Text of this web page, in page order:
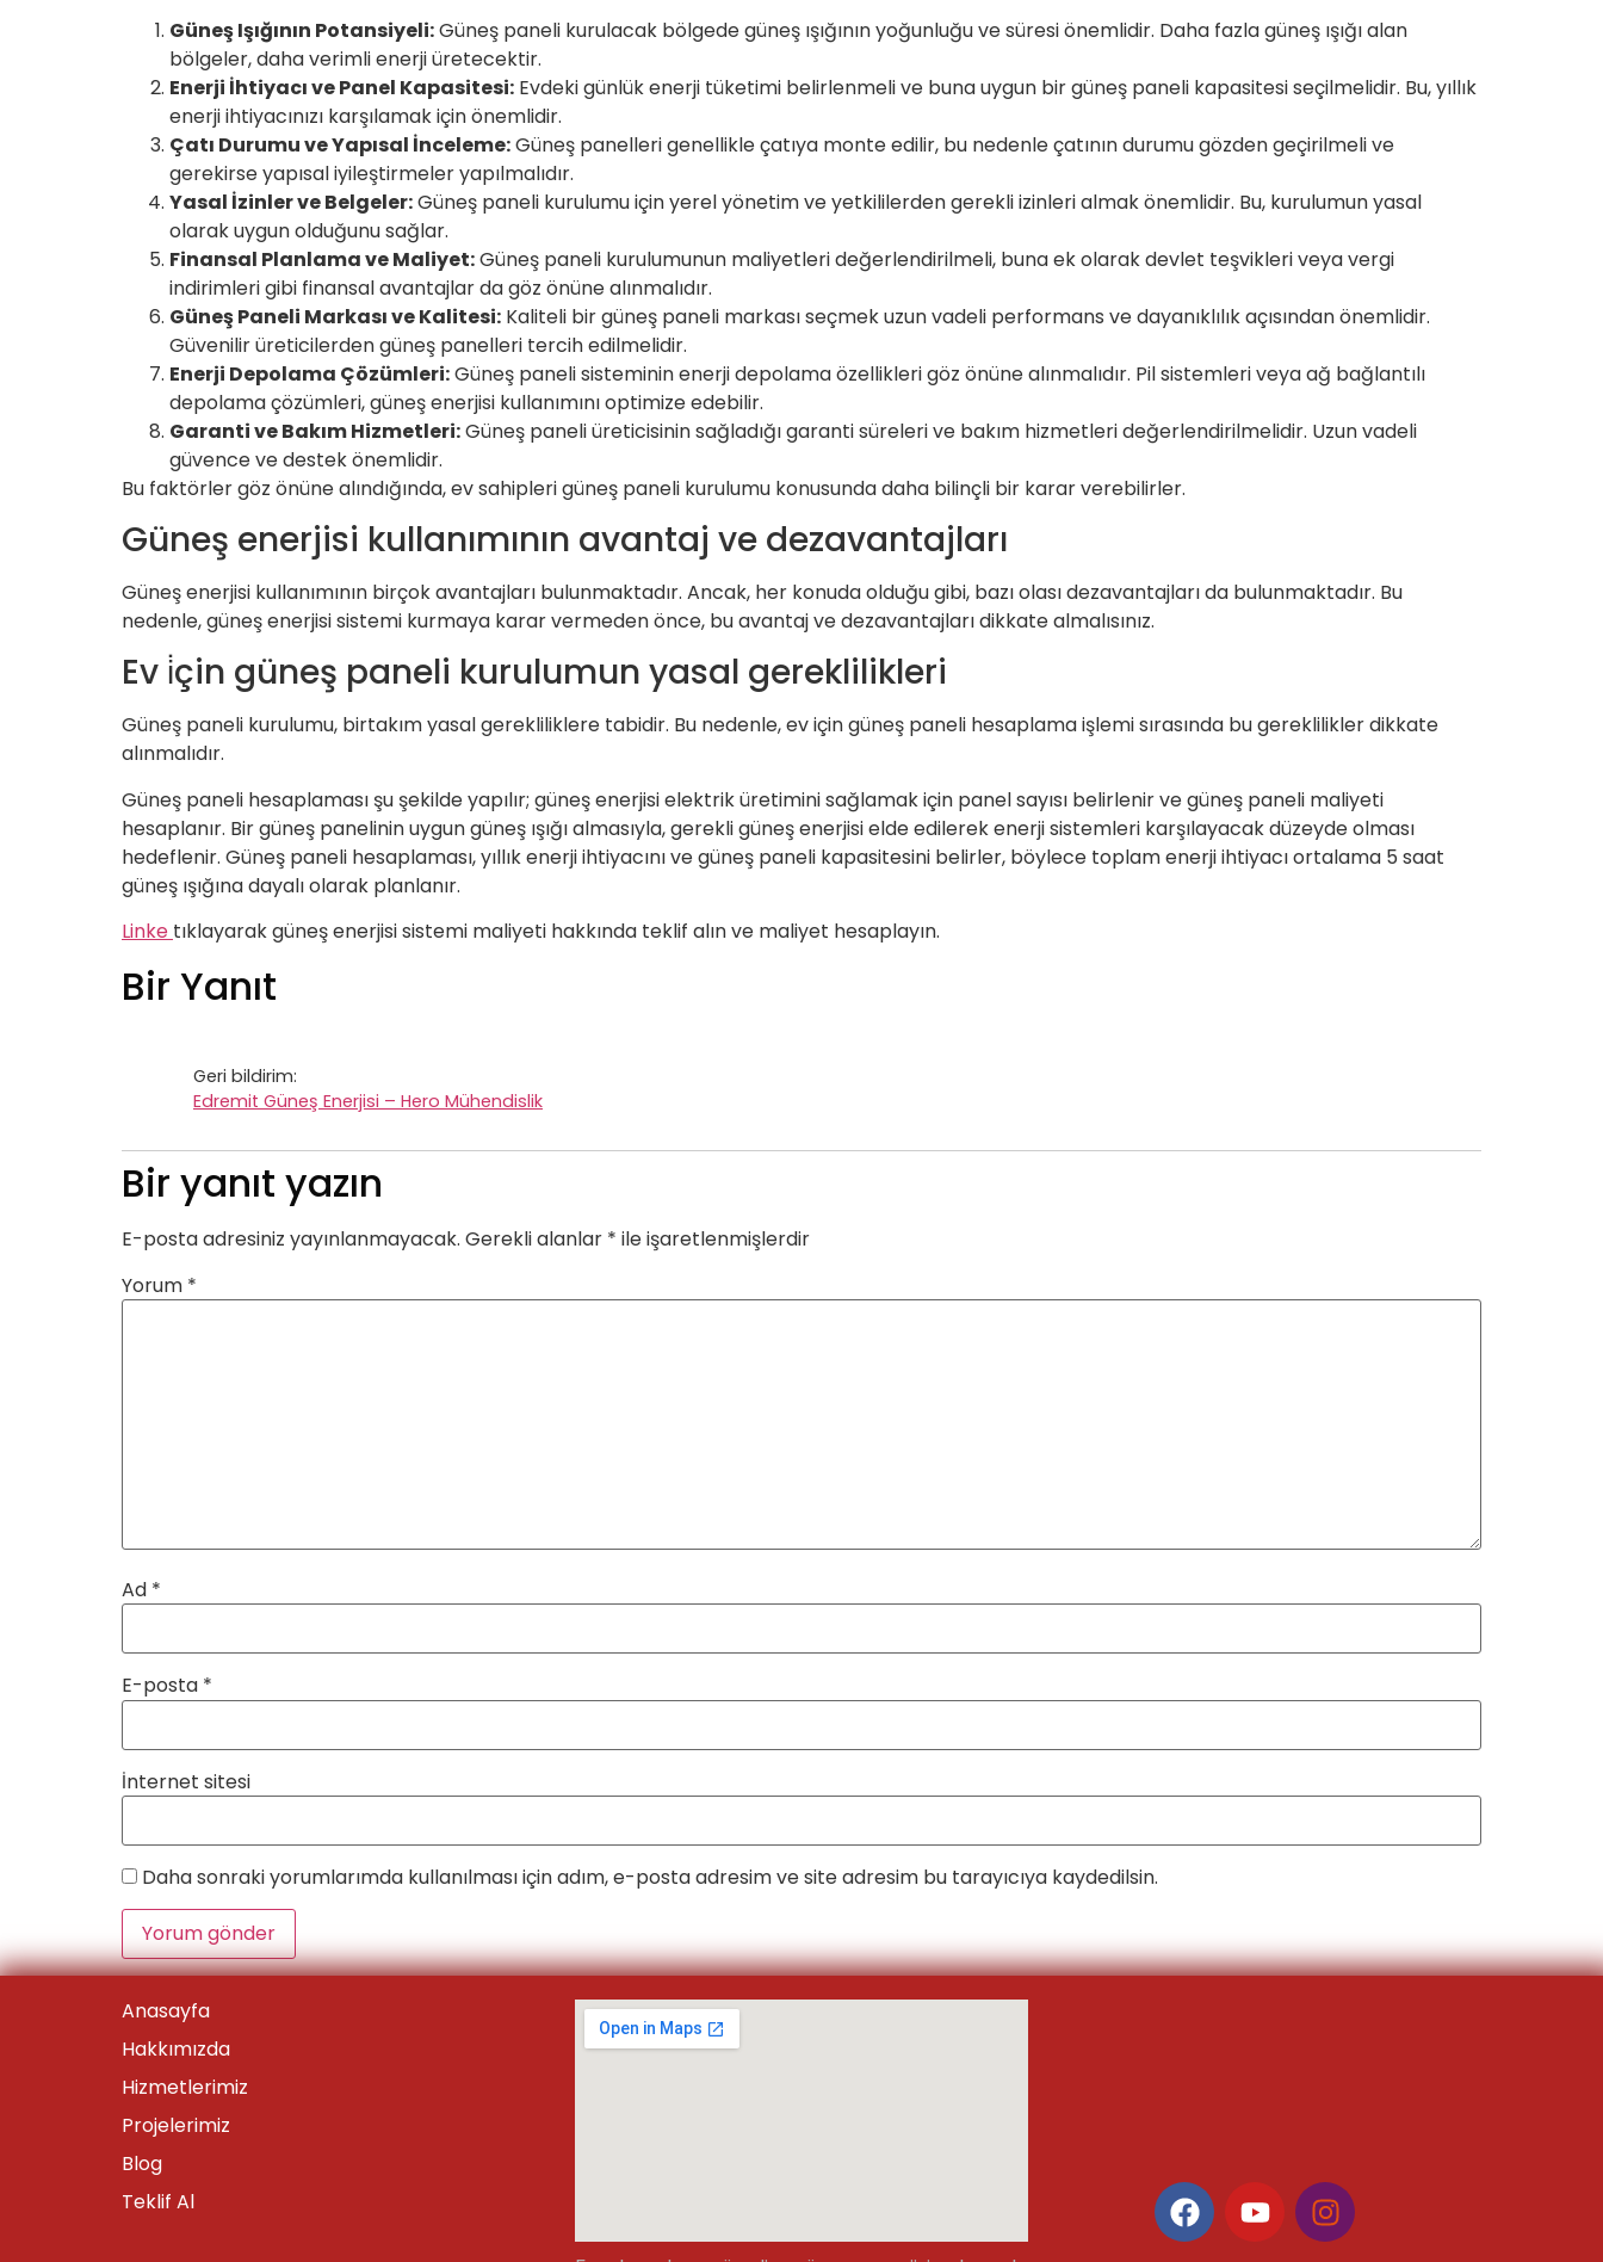
Güneş Işığının Potansiyeli:Güneş paneli kurulacak bölgede güneş ışığının yoğunluğu ve süresi önemlidir. Daha fazla güneş ışığı alan
bölgeler, daha verimli enerji üretecektir.
Enerji İhtiyacı ve Panel Kapasitesi: Evdeki günlük enerji tüketimi belirlenmeli ve buna uygun bir güneş paneli kapasitesi seçilmelidir. Bu, yıllık
enerji ihtiyacınızı karşılamak için önemlidir.
Çatı Durumu ve Yapısal İnceleme:Güneş panelleri genellikle çatıya monte edilir, bu nedenle çatının durumu gözden geçirilmeli ve
gerekirse yapısal iyileştirmeler yapılmalıdır.
Yasal İzinler ve Belgeler:Güneş paneli kurulumu için yerel yönetim ve yetkililerden gerekli izinleri almak önemlidir. Bu, kurulumun yasal
olarak uygun olduğunu sağlar.
Finansal Planlama ve Maliyet:Güneş paneli kurulumunun maliyetleri değerlendirilmeli, buna ek olarak devlet teşvikleri veya vergi
indirimleri gibi finansal avantajlar da göz önüne alınmalıdır.
Güneş Paneli Markası ve Kalitesi: Kaliteli bir güneş paneli markası seçmek uzun vadeli performans ve dayanıklılık açısından önemlidir.
Güvenilir üreticilerden güneş panelleri tercih edilmelidir.
Enerji Depolama Çözümleri:Güneş paneli sisteminin enerji depolama özellikleri göz önüne alınmalıdır. Pil sistemleri veya ağ bağlantılı
depolama çözümleri, güneş enerjisi kullanımını optimize edebilir.
Garanti ve Bakım Hizmetleri:Güneş paneli üreticisinin sağladığı garanti süreleri ve bakım hizmetleri değerlendirilmelidir. Uzun vadeli
güvence ve destek önemlidir.
Bu faktörler göz önüne alındığında, ev sahipleri güneş paneli kurulumu konusunda daha bilinçli bir karar verebilirler.
Güneş enerjisi kullanımının avantaj ve dezavantajları
Güneş enerjisi kullanımının birçok avantajları bulunmaktadır. Ancak, her konuda olduğu gibi, bazı olası dezavantajları da bulunmaktadır. Bu
nedenle, güneş enerjisi sistemi kurmaya karar vermeden önce, bu avantaj ve dezavantajları dikkate almalısınız.
Ev i̇çin güneş paneli kurulumun yasal gereklilikleri
Güneş paneli kurulumu, birtakım yasal gerekliliklere tabidir. Bu nedenle, ev için güneş paneli hesaplama işlemi sırasında bu gereklilikler dikkate
alınmalıdır.
Güneş paneli hesaplaması şu şekilde yapılır; güneş enerjisi elektrik üretimini sağlamak için panel sayısı belirlenir ve güneş paneli maliyeti
hesaplanır. Bir güneş panelinin uygun güneş ışığı almasıyla, gerekli güneş enerjisi elde edilerek enerji sistemleri karşılayacak düzeyde olması
hedeflenir. Güneş paneli hesaplaması, yıllık enerji ihtiyacını ve güneş paneli kapasitesini belirler, böylece toplam enerji ihtiyacı ortalama 5 saat
güneş ışığına dayalı olarak planlanır.
Linke tıklayarak güneş enerjisi sistemi maliyeti hakkında teklif alın ve maliyet hesaplayın.
Bir Yanıt
Geri bildirim:
Edremit Güneş Enerjisi – Hero Mühendislik
Bir yanıt yazın
E-posta adresiniz yayınlanmayacak. Gerekli alanlar * ile işaretlenmişlerdir
Yorum *
Ad *
E-posta *
İnternet sitesi
Daha sonraki yorumlarımda kullanılması için adım, e-posta adresim ve site adresim bu tarayıcıya kaydedilsin.
Anasayfa
Hakkımızda
Hizmetlerimiz
Projelerimiz
Blog
Teklif Al